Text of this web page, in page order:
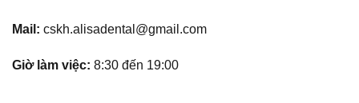
Mail: cskh.alisadental@gmail.com
Giờ làm việc: 8:30 đến 19:00